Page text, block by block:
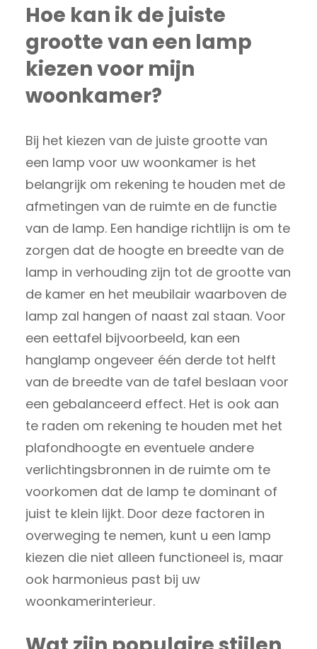
Hoe kan ik de juiste
grootte van een lamp
kiezen voor mijn
woonkamer?
Bij het kiezen van de juiste grootte van
een lamp voor uw woonkamer is het
belangrijk om rekening te houden met de
afmetingen van de ruimte en de functie
van de lamp. Een handige richtlijn is om te
zorgen dat de hoogte en breedte van de
lamp in verhouding zijn tot de grootte van
de kamer en het meubilair waarboven de
lamp zal hangen of naast zal staan. Voor
een eettafel bijvoorbeeld, kan een
hanglamp ongeveer één derde tot helft
van de breedte van de tafel beslaan voor
een gebalanceerd effect. Het is ook aan
te raden om rekening te houden met het
plafondhoogte en eventuele andere
verlichtingsbronnen in de ruimte om te
voorkomen dat de lamp te dominant of
juist te klein lijkt. Door deze factoren in
overweging te nemen, kunt u een lamp
kiezen die niet alleen functioneel is, maar
ook harmonieus past bij uw
woonkamerinterieur.